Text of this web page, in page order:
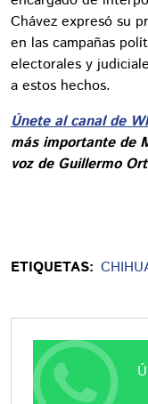
Chávez expresó su
en las campañas
electorales y
a estos hechos.
Únete al canal de
más importante de
voz de Guillermo
ETIQUETAS: